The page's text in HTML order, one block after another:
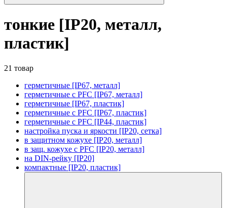
тонкие [IP20, металл,
пластик]
21 товар
герметичные [IP67, металл]
герметичные с PFC [IP67, металл]
герметичные [IP67, пластик]
герметичные с PFC [IP67, пластик]
герметичные с PFC [IP44, пластик]
настройка пуска и яркости [IP20, сетка]
в защитном кожухе [IP20, металл]
в защ. кожухе с PFC [IP20, металл]
на DIN-рейку [IP20]
компактные [IP20, пластик]